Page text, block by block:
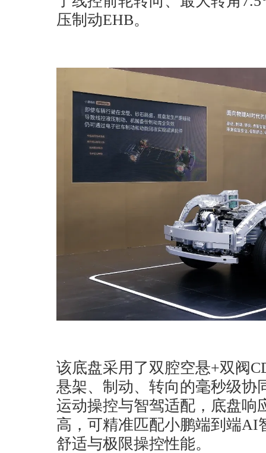
压制动EHB。
该底盘采用了双腔空悬+双阀
悬架、制动、转向的毫秒级协
运动操控与智驾适配，底盘响
高，可精准匹配小鹏端到端AI
舒适与极限操控性能。